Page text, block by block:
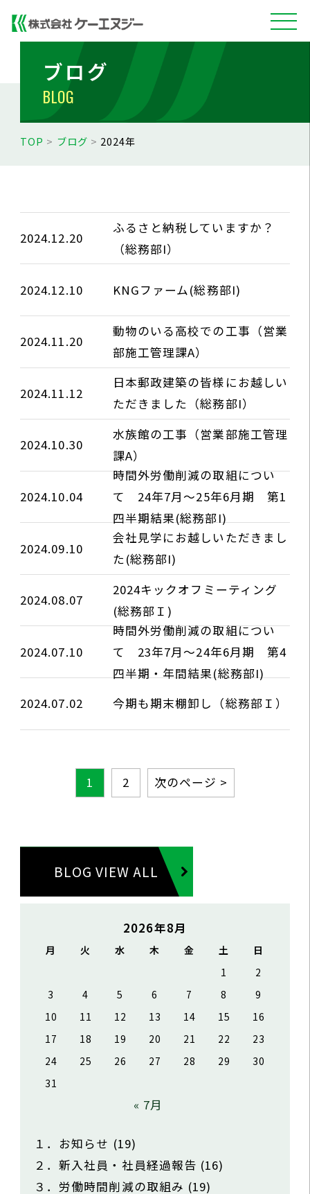
ブログ
BLOG
TOP > ブログ > 2024年
2024.12.20
ふるさと納税していますか？
（総務部I）
2024.12.10 KNGファーム(総務部I)
2024.11.20
動物のいる高校での工事（営業
部施工管理課A）
2024.11.12
日本郵政建築の皆様にお越しい
ただきました（総務部I）
2024.10.30
水族館の工事（営業部施工管理
課A）
2024.10.04
時間外労働削減の取組につい
て 24年7月～25年6月期 第1
四半期結果(総務部I)
2024.09.10
会社見学にお越しいただきまし
た(総務部I)
2024.08.07
2024キックオフミーティング
(総務部Ｉ)
2024.07.10
時間外労働削減の取組につい
て 23年7月～24年6月期 第4
四半期・年間結果(総務部I)
2024.07.02
今期も期末棚卸し（総務部Ｉ）
1 2 次のページ >
BLOG VIEW ALL
2026年8月
月 火 水 木 金 土
日
1
2
3
4 5 6 7 8
9
10
11 12 13 14 15
16
17
18 19 20 21 22
23
24
25 26 27 28 29
30
31
« 7月
１．お知らせ (19)
２．新入社員・社員経過報告 (16)
３．労働時間削減の取組み (19)